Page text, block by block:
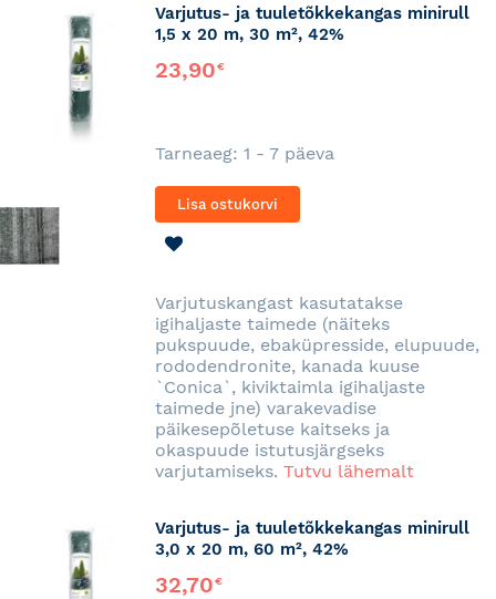
Varjutus- ja tuuletõkkekangas minirull
1,5 x 20 m, 30 m², 42%
23,90€
Tarneaeg: 1 - 7 päeva
Lisa ostukorvi
Varjutuskangast kasutatakse
igihaljaste taimede (näiteks
pukspuude, ebaküpresside, elupuude,
rododendronite, kanada kuuse
`Conica`, kiviktaimla igihaljaste
taimede jne) varakevadise
päikesepõletuse kaitseks ja
okaspuude istutusjärgseks
varjutamiseks. Tutvu lähemalt
Varjutus- ja tuuletõkkekangas minirull
3,0 x 20 m, 60 m², 42%
32,70€